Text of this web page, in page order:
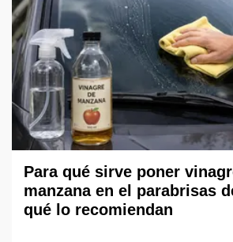
Para qué sirve poner
manzana en el parabrisas
qué lo recomiendan